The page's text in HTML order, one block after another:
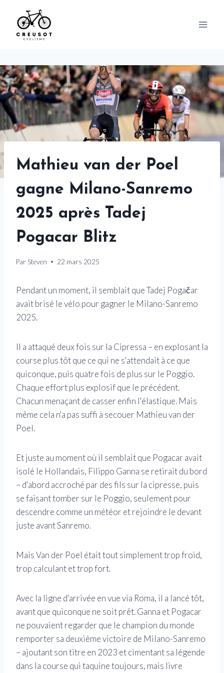
content
Mathieu van der Poel
gagne Milano-Sanremo
2025 après Tadej
Pogacar Blitz
Par Steven 22 mars 2025
Pendant un moment, il semblait que Tadej Pogačar
avait brisé le vélo pour gagner le Milano-Sanremo
2025.
Il a attaqué deux fois sur la Cipressa – en explosant la
course plus tôt que ce qui ne s'attendait à ce que
quiconque, puis quatre fois de plus sur le Poggio.
Chaque effort plus explosif que le précédent.
Chacun menaçant de casser enfin l'élastique. Mais
même cela n'a pas suffi à secouer Mathieu van der
Poel.
Et juste au moment où il semblait que Pogacar avait
isolé le Hollandais, Filippo Ganna se retirait du bord
– d'abord accroché par des fils sur la cipresse, puis
se faisant tomber sur le Poggio, seulement pour
descendre comme un météor et rejoindre le devant
juste avant Sanremo.
Mais Van der Poel était tout simplement trop froid,
trop calculant et trop fort.
Avec la ligne d'arrivée en vue via Roma, il a lancé tôt,
avant que quiconque ne soit prêt. Ganna et Pogacar
ne pouvaient regarder que le champion du monde
remporter sa deuxième victoire de Milano-Sanremo
– ajoutant son titre en 2023 et cimentant sa légende
dans la course qui taquine toujours, mais livre